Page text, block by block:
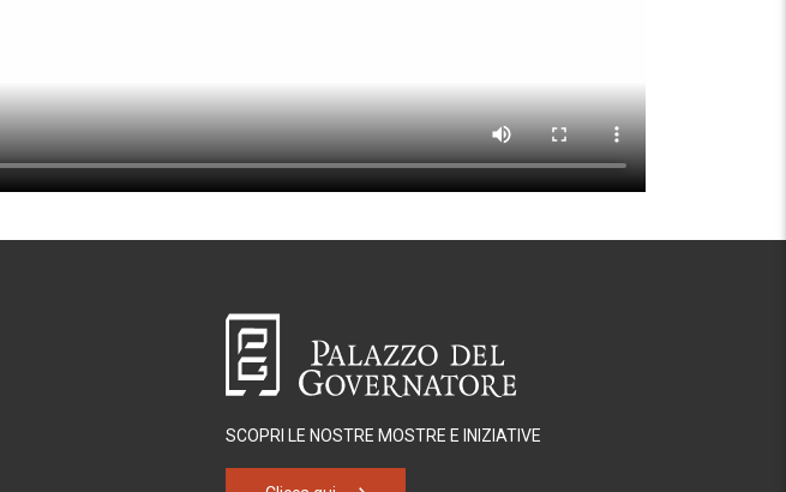
SCOPRI LE NOSTRE MOSTRE E INIZIATIVE